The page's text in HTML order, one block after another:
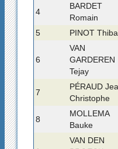
4
BARDET
Romain
5 PINOT
6
VAN
GARDEREN
Tejay
7
PÉRAUD
Christophe
8
MOLLEMA
Bauke
VAN DEN